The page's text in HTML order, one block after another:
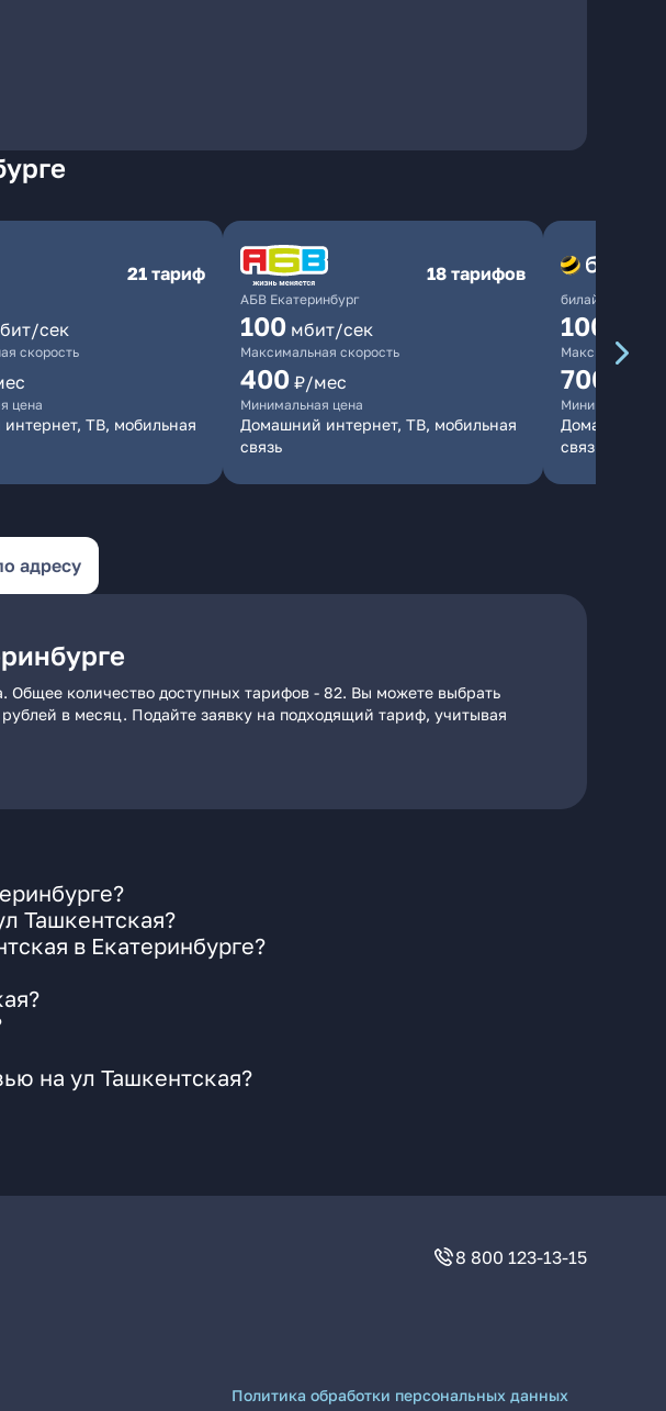
21 тариф
сек
скорость
цена
ТВ, мобильная
АБВ Екатеринбург
18 тарифов
100 мбит/сек
Максимальная скорость
400 ₽/мес
Минимальная цена
Домашний интернет, ТВ, мобильная
связь
билайн
1000
Максимальная
700
Минимальная
Домашний
связь
адресу
Общее количество доступных тарифов - 82. Вы можете выбрать
в месяц. Подайте заявку на подходящий тариф, учитывая
Ташкентская?
в Екатеринбурге?
на ул Ташкентская?
8 800 123-13-15
Политика обработки персональных данных